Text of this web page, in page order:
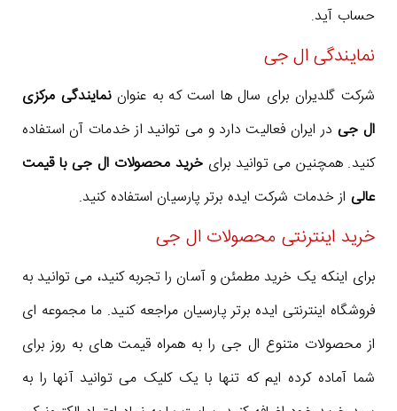
حساب آید.
نمایندگی ال جی
شرکت گلدیران برای سال ها است که به عنواننمایندگی مرکزی
ال جی در ایران فعالیت دارد و می توانید از خدمات آن استفاده
کنید. همچنین می توانید برای خرید محصولات ال جی با قیمت
عالی از خدمات شرکت ایده برتر پارسیان استفاده کنید.
خرید اینترنتی محصولات ال جی
برای اینکه یک خرید مطمئن و آسان را تجربه کنید، می توانید به
فروشگاه اینترنتی ایده برتر پارسیان مراجعه کنید. ما مجموعه ای
از محصولات متنوع ال جی را به همراه قیمت های به روز برای
شما آماده کرده ایم که تنها با یک کلیک می توانید آنها را به